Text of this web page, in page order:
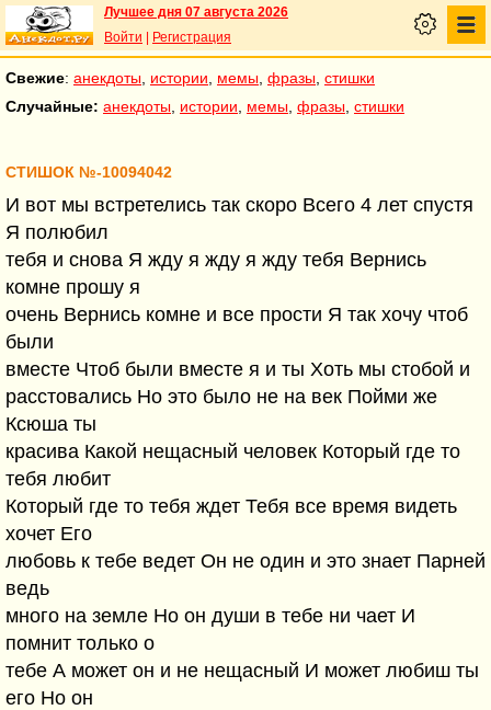
Лучшее дня 07 августа 2026
Войти
Регистрация
Свежие: анекдоты истории мемы фразы стишки
Случайные: анекдоты истории мемы фразы стишки
СТИШОК №-10094042
И вот мы встретелись так скоро Всего 4 лет спустя
Я полюбил
тебя и снова Я жду я жду я жду тебя Вернись
комне прошу я
очень Вернись комне и все прости Я так хочу чтоб
были
вместе Чтоб были вместе я и ты Хоть мы стобой и
расстовались Но это было не на век Пойми же
Ксюша ты
красива Какой нещасный человек Который где то
тебя любит
Который где то тебя ждет Тебя все время видеть
хочет Его
любовь к тебе ведет Он не один и это знает Парней
ведь
много на земле Но он души в тебе ни чает И
помнит только о
тебе А может он и не нещасный И может любиш ты
его Но он